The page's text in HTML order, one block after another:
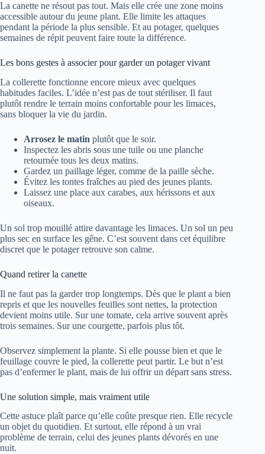
La canette ne résout pas tout. Mais elle crée une zone moins
accessible autour du jeune plant. Elle limite les attaques
pendant la période la plus sensible. Et au potager, quelques
semaines de répit peuvent faire toute la différence.
Les bons gestes à associer pour garder un potager vivant
La collerette fonctionne encore mieux avec quelques
habitudes faciles. L’idée n’est pas de tout stériliser. Il faut
plutôt rendre le terrain moins confortable pour les limaces,
sans bloquer la vie du jardin.
Arrosez le matin plutôt que le soir.
Inspectez les abris sous une tuile ou une planche
retournée tous les deux matins.
Gardez un paillage léger, comme de la paille sèche.
Évitez les tontes fraîches au pied des jeunes plants.
Laissez une place aux carabes, aux hérissons et aux
oiseaux.
Un sol trop mouillé attire davantage les limaces. Un sol un peu
plus sec en surface les gêne. C’est souvent dans cet équilibre
discret que le potager retrouve son calme.
Quand retirer la canette
Il ne faut pas la garder trop longtemps. Dès que le plant a bien
repris et que les nouvelles feuilles sont nettes, la protection
devient moins utile. Sur une tomate, cela arrive souvent après
trois semaines. Sur une courgette, parfois plus tôt.
Observez simplement la plante. Si elle pousse bien et que le
feuillage couvre le pied, la collerette peut partir. Le but n’est
pas d’enfermer le plant, mais de lui offrir un départ sans stress.
Une solution simple, mais vraiment utile
Cette astuce plaît parce qu’elle coûte presque rien. Elle recycle
un objet du quotidien. Et surtout, elle répond à un vrai
problème de terrain, celui des jeunes plants dévorés en une
nuit.